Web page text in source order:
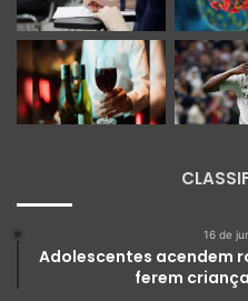
16 de
Adolescentes acendem
ferem